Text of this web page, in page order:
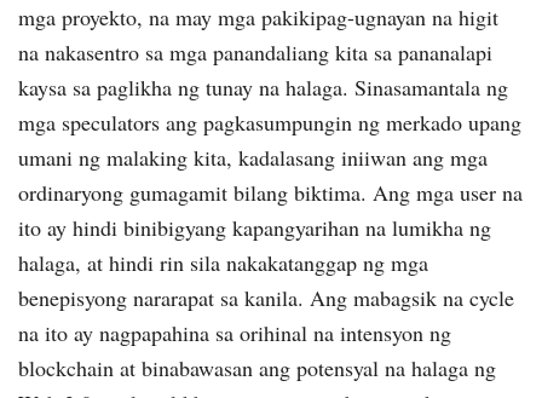
mga proyekto, na may mga pakikipag-ugnayan na higit
na nakasentro sa mga panandaliang kita sa pananalapi
kaysa sa paglikha ng tunay na halaga. Sinasamantala ng
mga speculators ang pagkasumpungin ng merkado upang
umani ng malaking kita, kadalasang iniiwan ang mga
ordinaryong gumagamit bilang biktima. Ang mga user na
ito ay hindi binibigyang kapangyarihan na lumikha ng
halaga, at hindi rin sila nakakatanggap ng mga
benepisyong nararapat sa kanila. Ang mabagsik na cycle
na ito ay nagpapahina sa orihinal na intensyon ng
blockchain at binabawasan ang potensyal na halaga ng